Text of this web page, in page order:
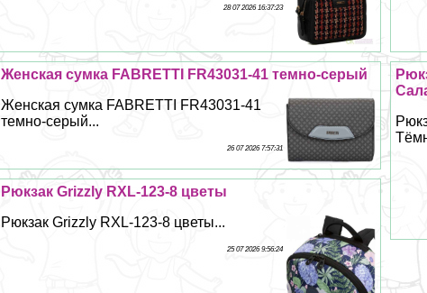
28 07 2026 16:37:23
Женская сумка FABRETTI FR43031-41 темно-серый
Женская сумка FABRETTI FR43031-41
темно-серый...
26 07 2026 7:57:31
Рюкзак Grizzly RXL-123-8 цветы
Рюкзак Grizzly RXL-123-8 цветы...
25 07 2026 9:56:24